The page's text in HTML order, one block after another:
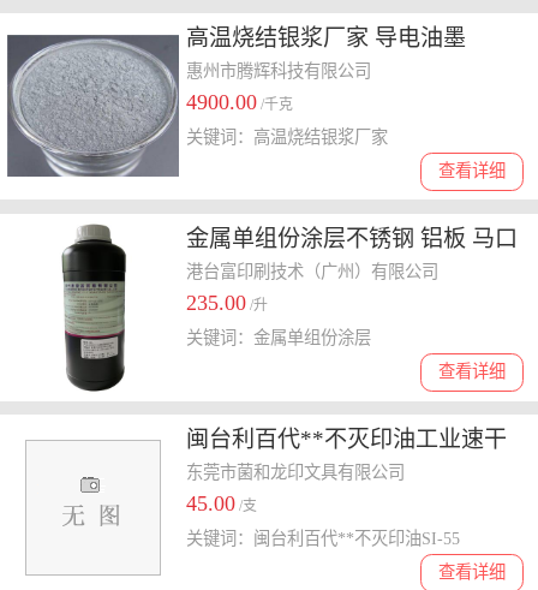
高温烧结银浆厂家 导电油墨
惠州市腾辉科技有限公司
4900.00 /千克
查看详细
关键词：高温烧结银浆厂家
金属单组份涂层不锈钢 铝板 马口
铁 钛合金 合金等涂层 5分钟表干
港台富印刷技术（广州）有限公司
235.00 /升
查看详细
关键词：金属单组份涂层
闽台利百代**不灭印油工业速干
印油SI-55黑蓝红百多色不易褪色
东莞市菌和龙印文具有限公司
45.00 /支
查看详细
关键词：闽台利百代**不灭印油SI-55